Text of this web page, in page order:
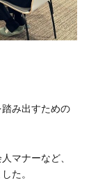
み出すための
マナーなど、
た。